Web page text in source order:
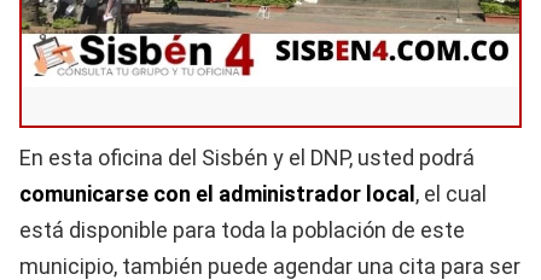
En esta oficina del Sisbén y el DNP, usted podrá
comunicarse con el administrador local, el cual
está disponible para toda la población de este
municipio, también puede agendar una cita para ser